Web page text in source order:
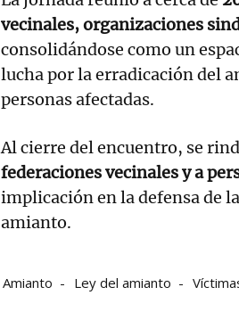
vecinales, organizaciones
consolidándose como un
lucha por la erradicación del
personas afectadas.
Al cierre del encuentro, se
federaciones vecinales y a
implicación en la defensa de
amianto.
Amianto Ley del amianto